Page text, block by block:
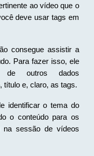
ao vídeo que o
deve usar tags em
consegue assistir a
Para fazer isso, ele
de outros dados
título e, claro, as tags.
identificar o tema do
o conteúdo para os
na sessão de vídeos